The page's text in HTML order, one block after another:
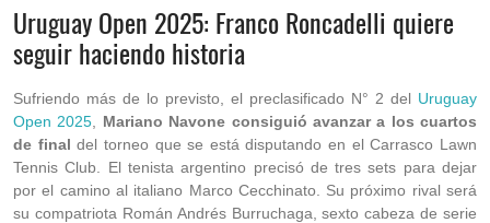
Uruguay Open 2025: Franco Roncadelli quiere
seguir haciendo historia
Sufriendo más de lo previsto, el preclasificado N° 2 del Uruguay
Open 2025
Mariano Navone consiguió avanzar a los cuartos
de final del torneo que se está disputando en el Carrasco Lawn
Tennis Club. El tenista argentino precisó de tres sets para dejar
por el camino al italiano Marco Cecchinato. Su próximo rival será
su compatriota Román Andrés Burruchaga, sexto cabeza de serie